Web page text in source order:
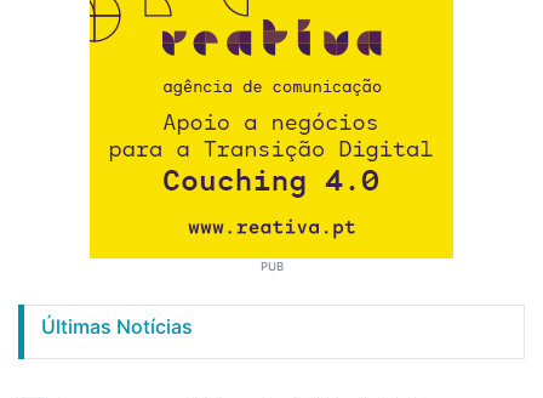
PUB
Últimas Notícias